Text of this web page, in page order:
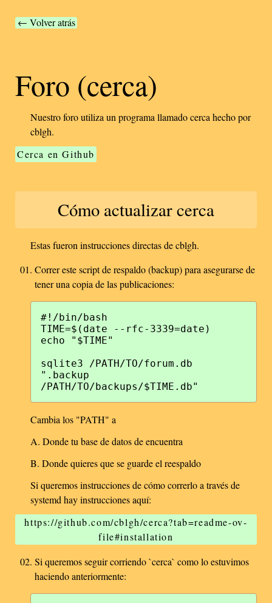
← Volver atrás
Foro (cerca)
Nuestro foro utiliza un programa llamado cerca hecho por
cblgh.
Cerca en Github
Cómo actualizar cerca
Estas fueron instrucciones directas de cblgh.
Correr este script de respaldo (backup) para asegurarse de
tener una copia de las publicaciones:
#!/bin/bash
TIME=$(date --rfc-3339=date)
echo "$TIME"
sqlite3 /PATH/TO/forum.db
".backup
Cambia los "PATH" a
A. Donde tu base de datos de encuentra
B. Donde quieres que se guarde el reespaldo
Si queremos instrucciones de cómo correrlo a través de
systemd hay instrucciones aquí:
https://github.com/cblgh/cerca?tab=readme-ov-
file#installation
Si queremos seguir corriendo `cerca` como lo estuvimos
haciendo anteriormente: